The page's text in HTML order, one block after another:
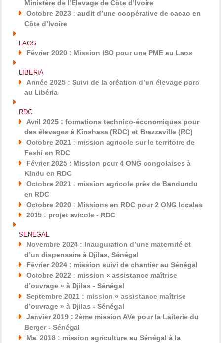
Ministère de l’Elevage de Côte d’Ivoire
Octobre 2023 : audit d’une coopérative de cacao en
Côte d’Ivoire
LAOS
Février 2020 : Mission ISO pour une PME au Laos
LIBERIA
Année 2025 : Suivi de la création d’un élevage porc
au Libéria
RDC
Avril 2025 : formations technico-économiques pour
des élevages à Kinshasa (RDC) et Brazzaville (RC)
Octobre 2021 : mission agricole sur le territoire de
Feshi en RDC
Février 2025 : Mission pour 4 ONG congolaises à
Kindu en RDC
Octobre 2021 : mission agricole près de Bandundu
en RDC
Octobre 2020 : Missions en RDC pour 2 ONG locales
2015 : projet avicole - RDC
SENEGAL
Novembre 2024 : Inauguration d’une maternité et
d’un dispensaire à Djilas, Sénégal
Février 2024 : mission suivi de chantier au Sénégal
Octobre 2022 : mission « assistance maîtrise
d’ouvrage » à Djilas - Sénégal
Septembre 2021 : mission « assistance maîtrise
d’ouvrage » à Djilas - Sénégal
Janvier 2019 : 2ème mission AVe pour la Laiterie du
Berger - Sénégal
Mai 2018 : mission agriculture au Sénégal à la